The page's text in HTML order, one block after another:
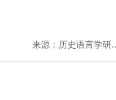
来源：